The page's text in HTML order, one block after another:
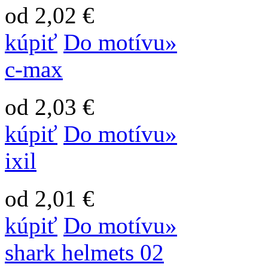
od 2,02 €
kúpiť Do motívu»
c-max
od 2,03 €
kúpiť Do motívu»
ixil
od 2,01 €
kúpiť Do motívu»
shark helmets 02